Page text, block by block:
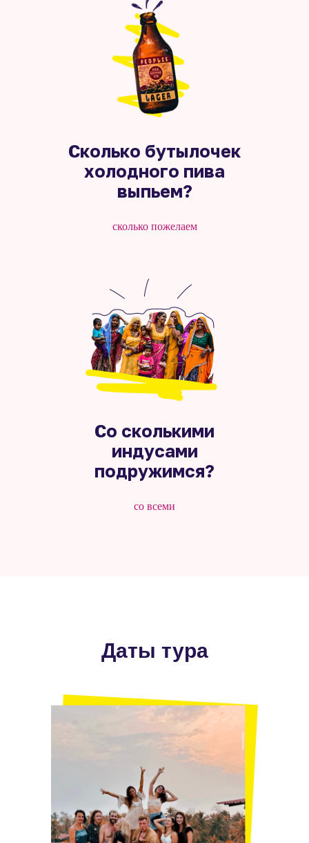
Сколько бутылочек
холодного пива
выпьем?
сколько пожелаем
Со сколькими
индусами
подружимся?
со всеми
Даты тура